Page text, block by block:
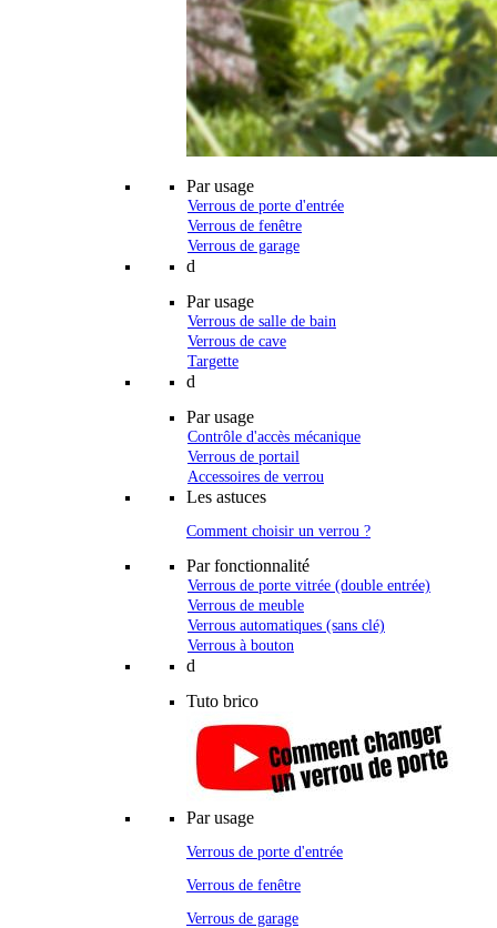
Par usage
Verrous de porte d'entrée
Verrous de fenêtre
Verrous de garage
d
Par usage
Verrous de salle de bain
Verrous de cave
Targette
d
Par usage
Contrôle d'accès mécanique
Verrous de portail
Accessoires de verrou
Les astuces
Comment choisir un verrou ?
Par fonctionnalité
Verrous de porte vitrée (double entrée)
Verrous de meuble
Verrous automatiques (sans clé)
Verrous à bouton
d
Tuto brico
Par usage
Verrous de porte d'entrée
Verrous de fenêtre
Verrous de garage